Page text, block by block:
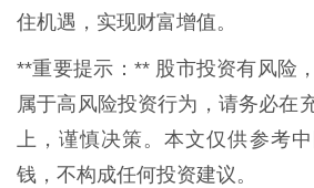
住机遇，实现财富增值。
**重要提示：** 股市投资有风险
属于高风险投资行为，请务必在
上，谨慎决策。本文仅供参考
钱，不构成任何投资建议。